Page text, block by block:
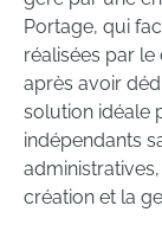
Portage, qui
réalisées par
après avoir
solution idéale
indépendants
création et la